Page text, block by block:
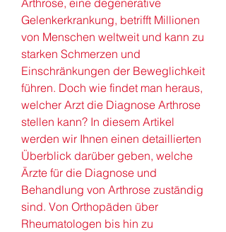
Gelenkerkrankung, betrifft Millionen
von Menschen weltweit und kann zu
starken Schmerzen und
Einschränkungen der Beweglichkeit
führen. Doch wie findet man heraus,
welcher Arzt die Diagnose Arthrose
stellen kann? In diesem Artikel
werden wir Ihnen einen detaillierten
Überblick darüber geben, welche
Ärzte für die Diagnose und
Behandlung von Arthrose zuständig
sind. Von Orthopäden über
Rheumatologen bis hin zu